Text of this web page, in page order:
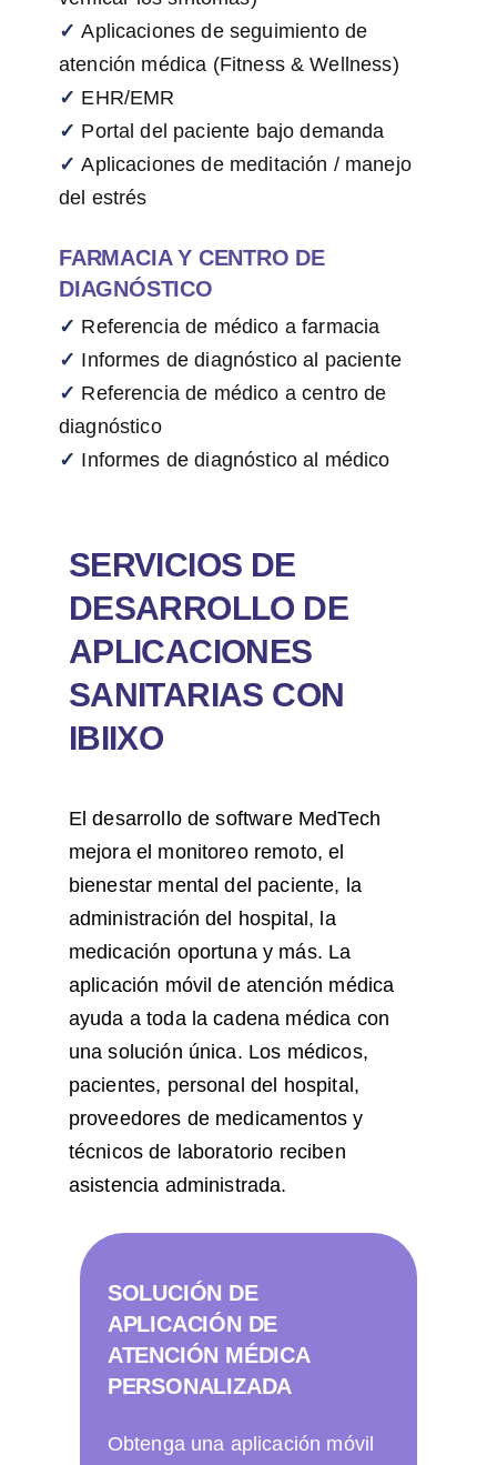
✓ Aplicaciones de seguimiento de
atención médica (Fitness & Wellness)
✓ EHR/EMR
✓ Portal del paciente bajo demanda
✓ Aplicaciones de meditación / manejo
del estrés
FARMACIA Y CENTRO DE
DIAGNÓSTICO
✓ Referencia de médico a farmacia
✓ Informes de diagnóstico al paciente
✓ Referencia de médico a centro de
diagnóstico
✓ Informes de diagnóstico al médico
SERVICIOS DE
DESARROLLO DE
APLICACIONES
SANITARIAS CON
IBIIXO
El desarrollo de software MedTech
mejora el monitoreo remoto, el
bienestar mental del paciente, la
administración del hospital, la
medicación oportuna y más. La
aplicación móvil de atención médica
ayuda a toda la cadena médica con
una solución única. Los médicos,
pacientes, personal del hospital,
proveedores de medicamentos y
técnicos de laboratorio reciben
asistencia administrada.
SOLUCIÓN DE
APLICACIÓN DE
ATENCIÓN MÉDICA
PERSONALIZADA
Obtenga una aplicación móvil